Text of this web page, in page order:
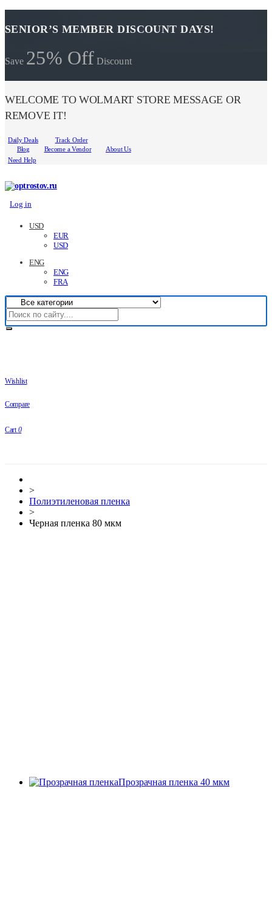
SENIOR’S MEMBER DISCOUNT DAYS!
Save 25% Off Discount
WELCOME TO WOLMART STORE MESSAGE OR
REMOVE IT!
Daily Deals
Track Order
Blog
Become a Vendor
About Us
Need Help
Log in
USD
EUR
USD
ENG
ENG
FRA
Wishlist
Compare
Cart 0
>
Полиэтиленовая пленка
>
Черная пленка 80 мкм
Прозрачная пленка 40 мкм